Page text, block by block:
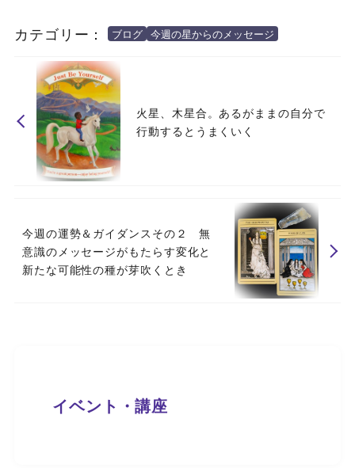
カテゴリー： ブログ 今週の星からのメッセージ
火星、木星合。あるがままの自分で
行動するとうまくいく
今週の運勢＆ガイダンスその２ 無
意識のメッセージがもたらす変化と
新たな可能性の種が芽吹くとき
イベント・講座